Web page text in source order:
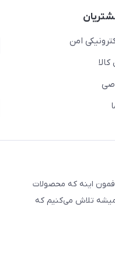
امن
اینه که محصولات
تلاش می‌کنیم که